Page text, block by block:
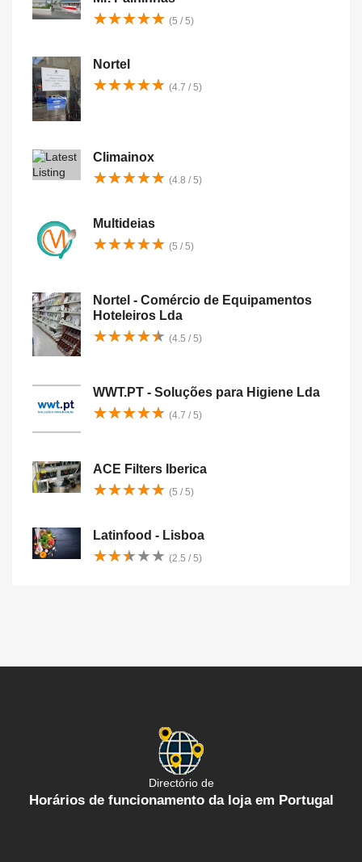
★★★★★
★★★★★ (5 / 5)
Nortel
★★★★★
★★★★★ (4.7 / 5)
Climainox
★★★★★
★★★★★ (4.8 / 5)
Multideias
★★★★★
★★★★★ (5 / 5)
Nortel - Comércio de Equipamentos
Hoteleiros Lda
★★★★★
★★★★★ (4.5 / 5)
WWT.PT - Soluções para Higiene Lda
★★★★★
★★★★★ (4.7 / 5)
ACE Filters Iberica
★★★★★
★★★★★ (5 / 5)
Latinfood - Lisboa
★★★★★
★★★★★ (2.5 / 5)
Directório de
Horários de funcionamento da loja em Portugal